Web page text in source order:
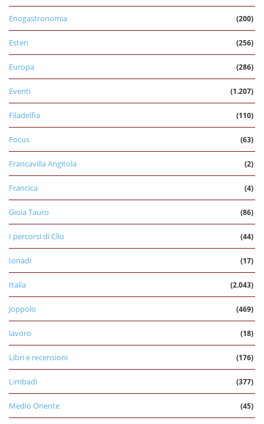
Enogastronomia (200)
Esteri (256)
Europa (286)
Eventi (1.207)
Filadelfia (110)
Focus (63)
Francavilla Angitola (2)
Francica (4)
Gioia Tauro (86)
I percorsi di Clio (44)
Ionadi (17)
Italia (2.043)
Joppolo (469)
lavoro (18)
Libri e recensioni (176)
Limbadi (377)
Medio Oriente (45)